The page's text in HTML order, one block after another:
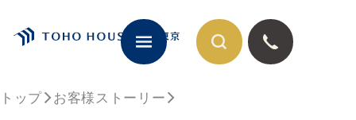
トップ お客様ストーリー